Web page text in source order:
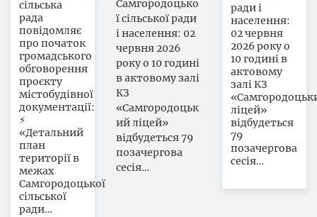
сільська
рада
повідомляє
про початок
громадського
обговорення
проєкту
містобудівної
документації:
⚡
«Детальний
план
території в
межах
Самгородоцької
сільської
ради…
Самгородоцько
ї сільської ради
і населення: 02
червня 2026
року о 10 годині
в актовому залі
КЗ
«Самгородоцьк
ий ліцей»
відбудеться 79
позачергова
сесія…
ради і
населення:
02 червня
2026 року о
10 годині в
актовому
залі КЗ
ліцей»
відбудеться
79
позачергова
сесія…